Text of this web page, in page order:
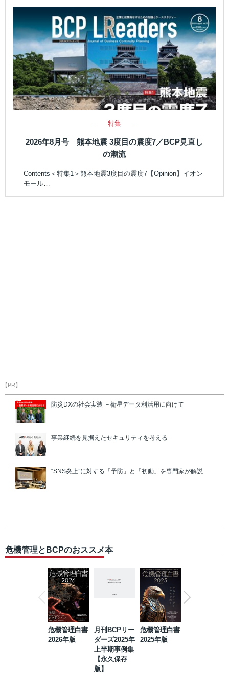
特集
2026年8月号 熊本地震 3度目の震度7／BCP見直し
の潮流
Contents＜特集1＞熊本地震3度目の震度7【Opinion】イオン
モール…
【PR】
防災DXの社会実装 －衛星データ利活用に向けて
事業継続を見据えたセキュリティを考える
“SNS炎上”に対する「予防」と「初動」を専門家が解説
危機管理とBCPのおススメ本
危機管理白書
2026年版
月刊BCPリー
ダーズ2025年
上半期事例集
【永久保存
版】
危機管理白書
2025年版